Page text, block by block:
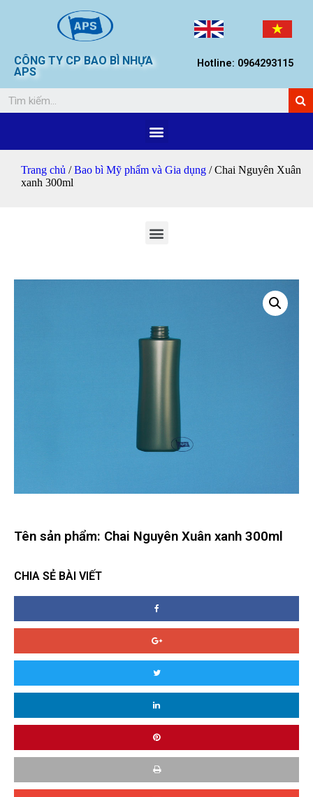
CÔNG TY CP BAO BÌ NHỰA
APS
Hotline: 0964293115
Trang chủ /Bao bì Mỹ phẩm và Gia dụng / Chai Nguyên Xuân
xanh 300ml
Tên sản phẩm: Chai Nguyên Xuân xanh 300ml
CHIA SẺ BÀI VIẾT